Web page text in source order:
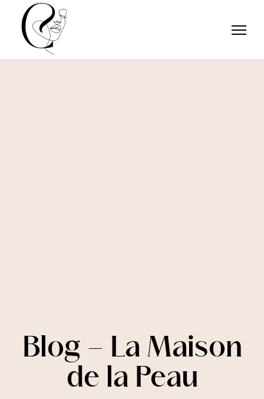
Blog – La Maison
de la Peau